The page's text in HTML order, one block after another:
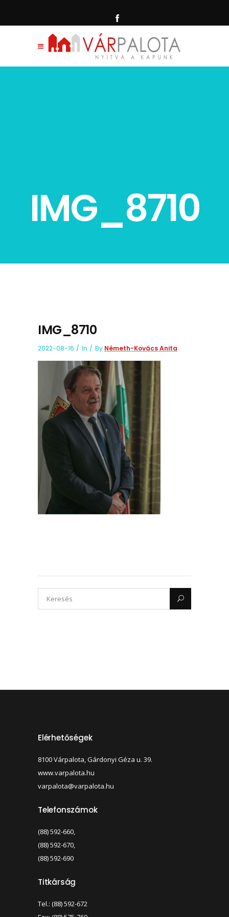
IMG_8710
IMG_8710
2022-08-16 In By Németh-Kovács Anita
Elérhetőségek
8100 Várpalota, Gárdonyi Géza u. 39.
www.varpalota.hu
varpalota@varpalota.hu
Telefonszámok
(88) 592-660,
(88) 592-670,
(88) 592-690
Titkárság
Tel.: (88) 592-672